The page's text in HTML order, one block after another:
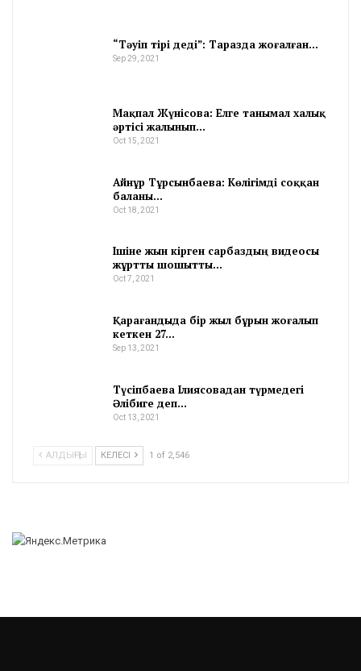
“Тәуіп тірі деді”: Таразда жоғалған…
Sep 29, 2021
Мақпал Жүнісова: Елге танымал халық
әртісі жалынып…
Oct 15, 2021
Айнұр Тұрсынбаева: Көлігімді соққан
баланы…
Oct 18, 2021
Ішіне жын кірген сарбаздың видеосы
жұртты шошытты…
Oct 7, 2021
Қарағандыда бір жыл бұрын жоғалып
кеткен 27…
Sep 13, 2021
Түсіпбаева Ілиясовадан түрмедегі
Әлібиге деп…
Oct 13, 2021
АЛДЫҢҒЫ КЕЛЕСІ 1 of 2,546